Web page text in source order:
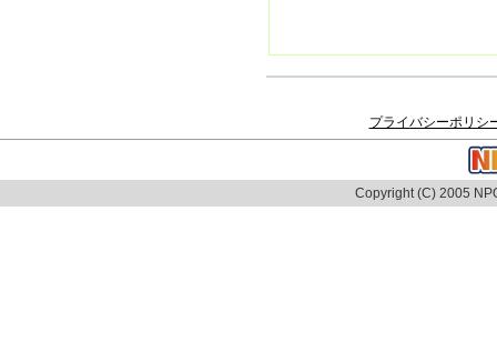
プライバシーポリシ
Copyright (C) 2005